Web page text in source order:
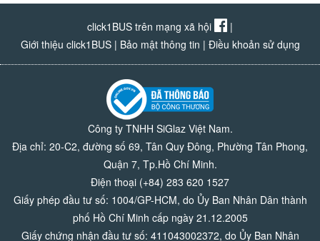
click1BUS trên mạng xã hội
|
Giới thiệu click1BUS| Bảo mật thông tin | Điều khoản sử dụng
Công ty TNHH SiGlaz Việt Nam.
Địa chỉ: 20-C2, đường số 69, Tân Quy Đông, Phường Tân Phong,
Quận 7, Tp.Hồ Chí Minh.
Điện thoại (+84) 283 620 1527
Giấy phép đầu tư số: 1004/GP-HCM, do Ủy Ban Nhân Dân thành
phố Hồ Chí Minh cấp ngày 21.12.2005
Giấy chứng nhận đầu tư số: 411043002372, do Ủy Ban Nhân